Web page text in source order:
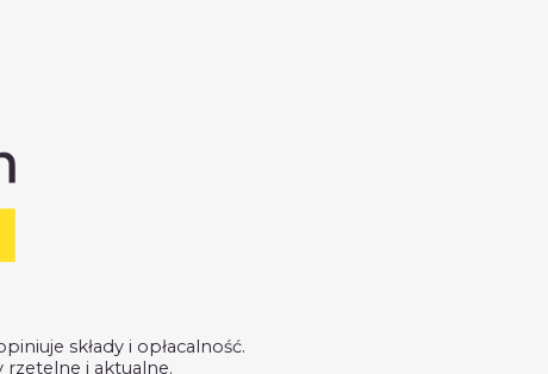
składy i opłacalność.
rzetelne i aktualne.